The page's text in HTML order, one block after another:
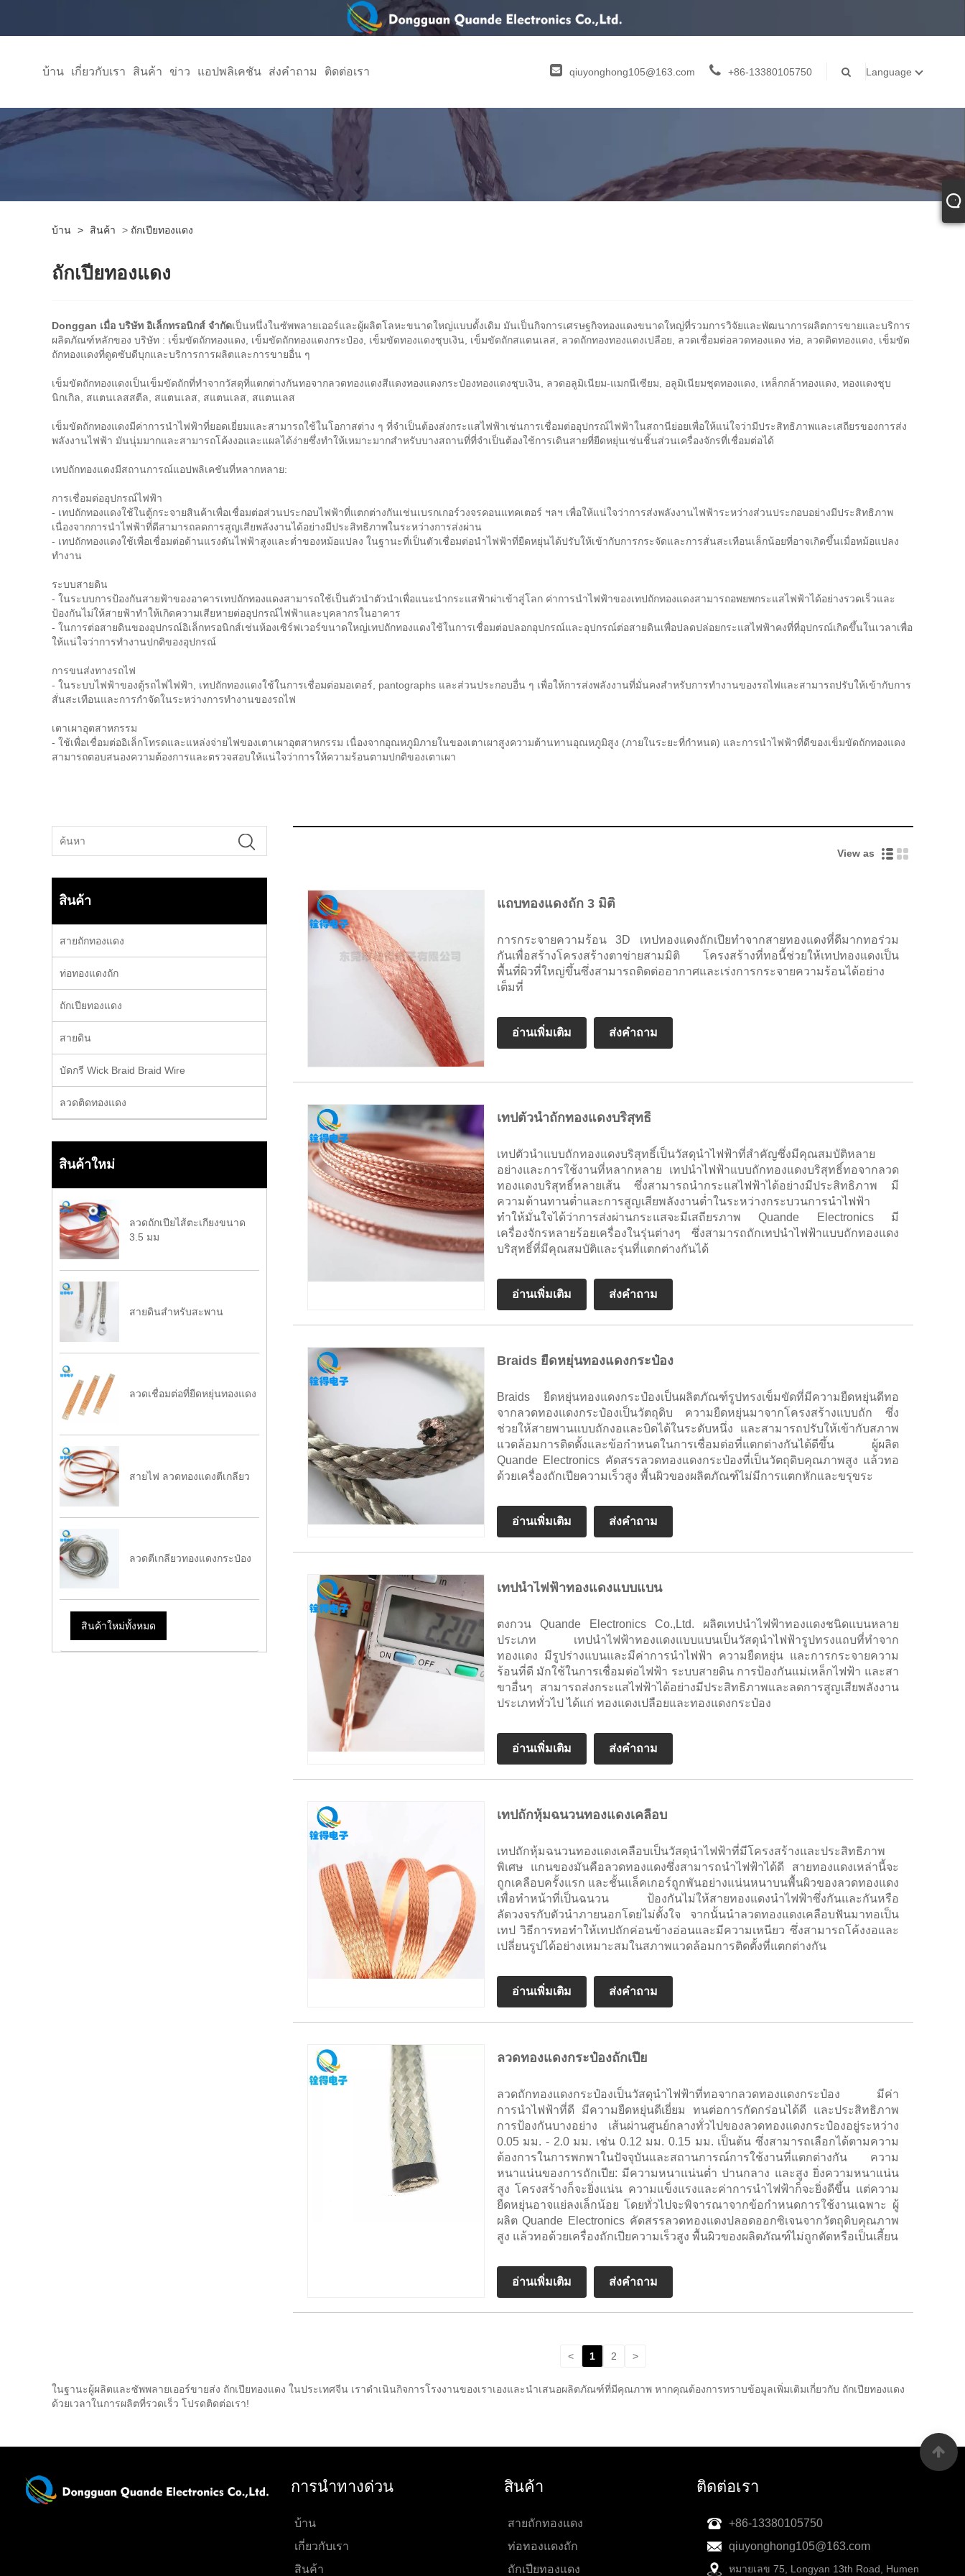
บ้าน เกี่ยวกับเรา สินค้า ข่าว แอปพลิเคชัน ส่งคำถาม ติดต่อเรา qiuyonghong105@163.com +86-13380105750 Language
บ้าน > สินค้า > ถักเปียทองแดง
ถักเปียทองแดง
Donggan เมื่อ บริษัท อิเล็กทรอนิกส์ จำกัดเป็นหนึ่งในซัพพลายเออร์และผู้ผลิตโลหะขนาดใหญ่แบบดั้งเดิม มันเป็นกิจการเศรษฐกิจทองแดงขนาดใหญ่ที่รวมการวิจัยและพัฒนาการผลิตการขายและบริการ
ผลิตภัณฑ์หลักของ บริษัท : เข็มขัดถักทองแดง, เข็มขัดถักทองแดงกระป๋อง, เข็มขัดทองแดงชุบเงิน, เข็มขัดถักสแตนเลส, ลวดถักทองทองแดงเปลือย, ลวดเชื่อมต่อลวดทองแดง ท่อ, ลวดติดทองแดง, เข็มขัด
ถักทองแดงที่ดูดซับดีบุกและบริการการผลิตและการขายอื่น ๆ
เข็มขัดถักทองแดงเป็นเข็มขัดถักที่ทำจากวัสดุที่แตกต่างกันทอจากลวดทองแดงสีแดงทองแดงกระป๋องทองแดงชุบเงิน, ลวดอลูมิเนียม-แมกนีเซียม, อลูมิเนียมชุดทองแดง, เหล็กกล้าทองแดง, ทองแดงชุบ
นิกเกิล, สแตนเลสสตีล, สแตนเลส, สแตนเลส, สแตนเลส
เข็มขัดถักทองแดงมีค่าการนำไฟฟ้าที่ยอดเยี่ยมและสามารถใช้ในโอกาสต่าง ๆ ที่จำเป็นต้องส่งกระแสไฟฟ้าเช่นการเชื่อมต่ออุปกรณ์ไฟฟ้าในสถานีย่อยเพื่อให้แน่ใจว่ามีประสิทธิภาพและเสถียรของการส่ง
พลังงานไฟฟ้า มันนุ่มมากและสามารถโค้งงอและแผลได้ง่ายซึ่งทำให้เหมาะมากสำหรับบางสถานที่ที่จำเป็นต้องใช้การเดินสายที่ยืดหยุ่นเช่นชิ้นส่วนเครื่องจักรที่เชื่อมต่อได้
เทปถักทองแดงมีสถานการณ์แอปพลิเคชันที่หลากหลาย:
การเชื่อมต่ออุปกรณ์ไฟฟ้า
- เทปถักทองแดงใช้ในตู้กระจายสินค้าเพื่อเชื่อมต่อส่วนประกอบไฟฟ้าที่แตกต่างกันเช่นเบรกเกอร์วงจรคอนแทคเตอร์ ฯลฯ เพื่อให้แน่ใจว่าการส่งพลังงานไฟฟ้าระหว่างส่วนประกอบอย่างมีประสิทธิภาพ
เนื่องจากการนำไฟฟ้าที่ดีสามารถลดการสูญเสียพลังงานได้อย่างมีประสิทธิภาพในระหว่างการส่งผ่าน
- เทปถักทองแดงใช้เพื่อเชื่อมต่อด้านแรงดันไฟฟ้าสูงและต่ำของหม้อแปลง ในฐานะที่เป็นตัวเชื่อมต่อนำไฟฟ้าที่ยืดหยุ่นได้ปรับให้เข้ากับการกระจัดและการสั่นสะเทือนเล็กน้อยที่อาจเกิดขึ้นเมื่อหม้อแปลง
ทำงาน
ระบบสายดิน
- ในระบบการป้องกันสายฟ้าของอาคารเทปถักทองแดงสามารถใช้เป็นตัวนำตัวนำเพื่อแนะนำกระแสฟ้าผ่าเข้าสู่โลก ค่าการนำไฟฟ้าของเทปถักทองแดงสามารถอพยพกระแสไฟฟ้าได้อย่างรวดเร็วและ
ป้องกันไม่ให้สายฟ้าทำให้เกิดความเสียหายต่ออุปกรณ์ไฟฟ้าและบุคลากรในอาคาร
- ในการต่อสายดินของอุปกรณ์อิเล็กทรอนิกส์เช่นห้องเซิร์ฟเวอร์ขนาดใหญ่เทปถักทองแดงใช้ในการเชื่อมต่อปลอกอุปกรณ์และอุปกรณ์ต่อสายดินเพื่อปลดปล่อยกระแสไฟฟ้าคงที่ที่อุปกรณ์เกิดขึ้นในเวลาเพื่อ
ให้แน่ใจว่าการทำงานปกติของอุปกรณ์
การขนส่งทางรถไฟ
- ในระบบไฟฟ้าของตู้รถไฟไฟฟ้า, เทปถักทองแดงใช้ในการเชื่อมต่อมอเตอร์, pantographs และส่วนประกอบอื่น ๆ เพื่อให้การส่งพลังงานที่มั่นคงสำหรับการทำงานของรถไฟและสามารถปรับให้เข้ากับการ
สั่นสะเทือนและการกำจัดในระหว่างการทำงานของรถไฟ
เตาเผาอุตสาหกรรม
- ใช้เพื่อเชื่อมต่ออิเล็กโทรดและแหล่งจ่ายไฟของเตาเผาอุตสาหกรรม เนื่องจากอุณหภูมิภายในของเตาเผาสูงความต้านทานอุณหภูมิสูง (ภายในระยะที่กำหนด) และการนำไฟฟ้าที่ดีของเข็มขัดถักทองแดง
สามารถตอบสนองความต้องการและตรวจสอบให้แน่ใจว่าการให้ความร้อนตามปกติของเตาเผา
สินค้า
สายถักทองแดง
ท่อทองแดงถัก
ถักเปียทองแดง
สายดิน
บัดกรี Wick Braid Braid Wire
ลวดติดทองแดง
สินค้าใหม่
ลวดถักเปียไส้ตะเกียงขนาด
3.5 มม
สายดินสำหรับสะพาน
ลวดเชื่อมต่อที่ยืดหยุ่นทองแดง
สายไฟ ลวดทองแดงตีเกลียว
ลวดตีเกลียวทองแดงกระป๋อง
สินค้าใหม่ทั้งหมด
View as
แถบทองแดงถัก 3 มิติ
การกระจายความร้อน 3D เทปทองแดงถักเปียทำจากสายทองแดงที่ดีมากทอร่วม
กันเพื่อสร้างโครงสร้างตาข่ายสามมิติ โครงสร้างที่ทอนี้ช่วยให้เทปทองแดงเป็น
พื้นที่ผิวที่ใหญ่ขึ้นซึ่งสามารถติดต่ออากาศและเร่งการกระจายความร้อนได้อย่าง
เต็มที่
อ่านเพิ่มเติม ส่งคำถาม
เทปตัวนำถักทองแดงบริสุทธิ์
เทปตัวนำแบบถักทองแดงบริสุทธิ์เป็นวัสดุนำไฟฟ้าที่สำคัญซึ่งมีคุณสมบัติหลาย
อย่างและการใช้งานที่หลากหลาย เทปนำไฟฟ้าแบบถักทองแดงบริสุทธิ์ทอจากลวด
ทองแดงบริสุทธิ์หลายเส้น ซึ่งสามารถนำกระแสไฟฟ้าได้อย่างมีประสิทธิภาพ มี
ความต้านทานต่ำและการสูญเสียพลังงานต่ำในระหว่างกระบวนการนำไฟฟ้า
ทำให้มั่นใจได้ว่าการส่งผ่านกระแสจะมีเสถียรภาพ Quande Electronics มี
เครื่องจักรหลายร้อยเครื่องในรุ่นต่างๆ ซึ่งสามารถถักเทปนำไฟฟ้าแบบถักทองแดง
บริสุทธิ์ที่มีคุณสมบัติและรุ่นที่แตกต่างกันได้
อ่านเพิ่มเติม ส่งคำถาม
Braids ยืดหยุ่นทองแดงกระป๋อง
Braids ยืดหยุ่นทองแดงกระป๋องเป็นผลิตภัณฑ์รูปทรงเข็มขัดที่มีความยืดหยุ่นดีทอ
จากลวดทองแดงกระป๋องเป็นวัตถุดิบ ความยืดหยุ่นมาจากโครงสร้างแบบถัก ซึ่ง
ช่วยให้สายพานแบบถักงอและบิดได้ในระดับหนึ่ง และสามารถปรับให้เข้ากับสภาพ
แวดล้อมการติดตั้งและข้อกำหนดในการเชื่อมต่อที่แตกต่างกันได้ดีขึ้น ผู้ผลิต
Quande Electronics คัดสรรลวดทองแดงกระป๋องที่เป็นวัตถุดิบคุณภาพสูง แล้วทอ
ด้วยเครื่องถักเปียความเร็วสูง พื้นผิวของผลิตภัณฑ์ไม่มีการแตกหักและขรุขระ
อ่านเพิ่มเติม ส่งคำถาม
เทปนำไฟฟ้าทองแดงแบบแบน
ตงกวน Quande Electronics Co.,Ltd. ผลิตเทปนำไฟฟ้าทองแดงชนิดแบนหลาย
ประเภท เทปนำไฟฟ้าทองแดงแบบแบนเป็นวัสดุนำไฟฟ้ารูปทรงแถบที่ทำจาก
ทองแดง มีรูปร่างแบนและมีค่าการนำไฟฟ้า ความยืดหยุ่น และการกระจายความ
ร้อนที่ดี มักใช้ในการเชื่อมต่อไฟฟ้า ระบบสายดิน การป้องกันแม่เหล็กไฟฟ้า และสา
ขาอื่นๆ สามารถส่งกระแสไฟฟ้าได้อย่างมีประสิทธิภาพและลดการสูญเสียพลังงาน
ประเภททั่วไป ได้แก่ ทองแดงเปลือยและทองแดงกระป๋อง
อ่านเพิ่มเติม ส่งคำถาม
เทปถักหุ้มฉนวนทองแดงเคลือบ
เทปถักหุ้มฉนวนทองแดงเคลือบเป็นวัสดุนำไฟฟ้าที่มีโครงสร้างและประสิทธิภาพ
พิเศษ แกนของมันคือลวดทองแดงซึ่งสามารถนำไฟฟ้าได้ดี สายทองแดงเหล่านี้จะ
ถูกเคลือบครั้งแรก และชั้นแล็คเกอร์ถูกพันอย่างแน่นหนาบนพื้นผิวของลวดทองแดง
เพื่อทำหน้าที่เป็นฉนวน ป้องกันไม่ให้สายทองแดงนำไฟฟ้าซึ่งกันและกันหรือ
ลัดวงจรกับตัวนำภายนอกโดยไม่ตั้งใจ จากนั้นนำลวดทองแดงเคลือบฟันมาทอเป็น
เทป วิธีการทอทำให้เทปถักค่อนข้างอ่อนและมีความเหนียว ซึ่งสามารถโค้งงอและ
เปลี่ยนรูปได้อย่างเหมาะสมในสภาพแวดล้อมการติดตั้งที่แตกต่างกัน
อ่านเพิ่มเติม ส่งคำถาม
ลวดทองแดงกระป๋องถักเปีย
ลวดถักทองแดงกระป๋องเป็นวัสดุนำไฟฟ้าที่ทอจากลวดทองแดงกระป๋อง มีค่า
การนำไฟฟ้าที่ดี มีความยืดหยุ่นดีเยี่ยม ทนต่อการกัดกร่อนได้ดี และประสิทธิภาพ
การป้องกันบางอย่าง เส้นผ่านศูนย์กลางทั่วไปของลวดทองแดงกระป๋องอยู่ระหว่าง
0.05 มม. - 2.0 มม. เช่น 0.12 มม. 0.15 มม. เป็นต้น ซึ่งสามารถเลือกได้ตามความ
ต้องการในการพกพาในปัจจุบันและสถานการณ์การใช้งานที่แตกต่างกัน ความ
หนาแน่นของการถักเปีย: มีความหนาแน่นต่ำ ปานกลาง และสูง ยิ่งความหนาแน่น
สูง โครงสร้างก็จะยิ่งแน่น ความแข็งแรงและค่าการนำไฟฟ้าก็จะยิ่งดีขึ้น แต่ความ
ยืดหยุ่นอาจแย่ลงเล็กน้อย โดยทั่วไปจะพิจารณาจากข้อกำหนดการใช้งานเฉพาะ ผู้
ผลิต Quande Electronics คัดสรรลวดทองแดงปลอดออกซิเจนจากวัตถุดิบคุณภาพ
สูง แล้วทอด้วยเครื่องถักเปียความเร็วสูง พื้นผิวของผลิตภัณฑ์ไม่ถูกตัดหรือเป็นเสี้ยน
อ่านเพิ่มเติม ส่งคำถาม
< 1 2 >
ในฐานะผู้ผลิตและซัพพลายเออร์ขายส่ง ถักเปียทองแดง ในประเทศจีน เราดำเนินกิจการโรงงานของเราเองและนำเสนอผลิตภัณฑ์ที่มีคุณภาพ หากคุณต้องการทราบข้อมูลเพิ่มเติมเกี่ยวกับ ถักเปียทองแดง
ด้วยเวลาในการผลิตที่รวดเร็ว โปรดติดต่อเรา!
การนำทางด่วน
บ้าน
เกี่ยวกับเรา
สินค้า
สินค้า
สายถักทองแดง
ท่อทองแดงถัก
ถักเปียทองแดง
ติดต่อเรา
+86-13380105750
qiuyonghong105@163.com
หมายเลข 75, Longyan 13th Road, Humen